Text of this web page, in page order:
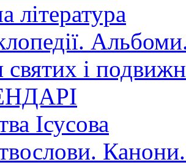
література
і
Ісусова